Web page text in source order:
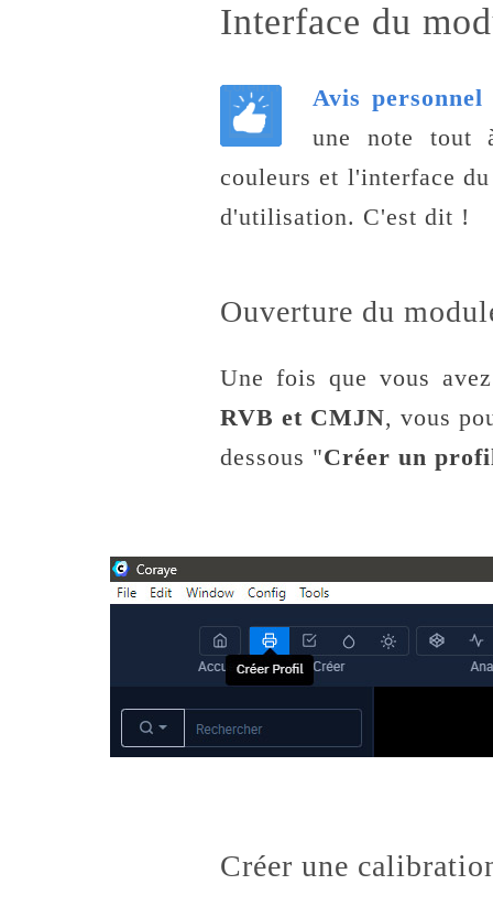
Interface du
Avis
une note tout
couleurs et l'interface
d'utilisation. C'est dit !
Ouverture du
Une fois que vous
RVB et CMJN, vous
dessous "Créer un
Créer une